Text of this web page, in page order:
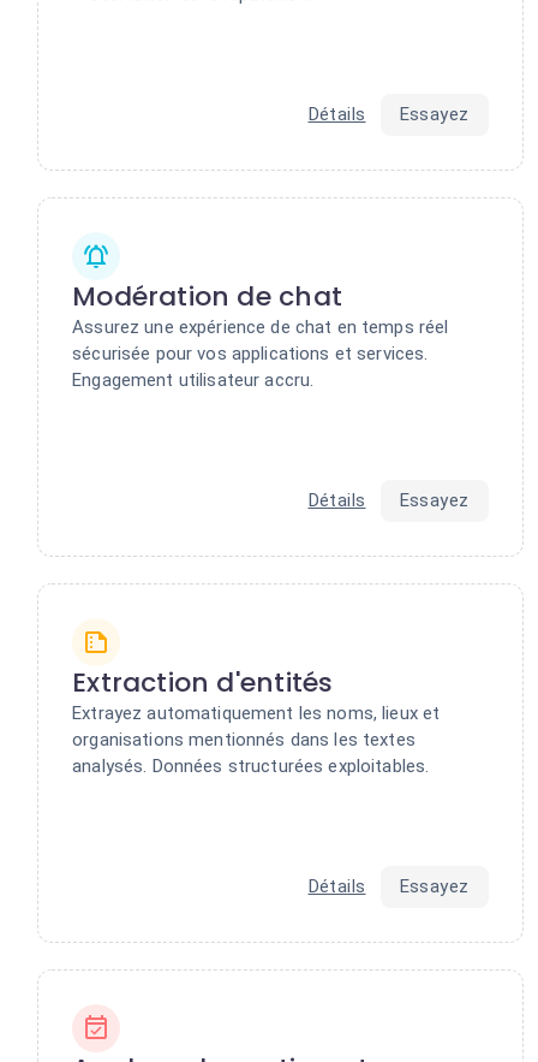
Détails Essayez
Modération de chat
Assurez une expérience de chat en temps réel
sécurisée pour vos applications et services.
Engagement utilisateur accru.
Détails Essayez
Extraction d'entités
Extrayez automatiquement les noms, lieux et
organisations mentionnés dans les textes
analysés. Données structurées exploitables.
Détails Essayez